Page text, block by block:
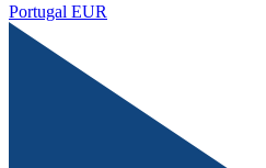
Portugal EUR